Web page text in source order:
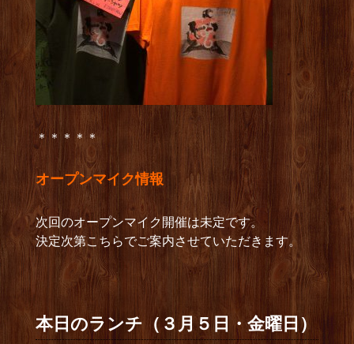
＊＊＊＊＊
オープンマイク情報
次回のオープンマイク開催は未定です。
決定次第こちらでご案内させていただきます。
本日のランチ（３月５日・金曜日）